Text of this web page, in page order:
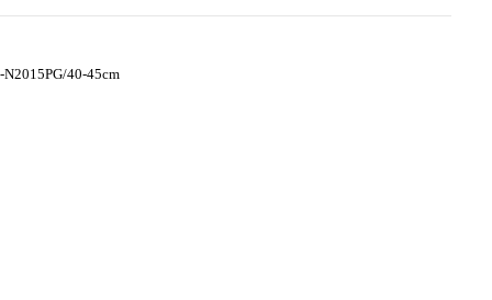
N2015PG/40-45cm